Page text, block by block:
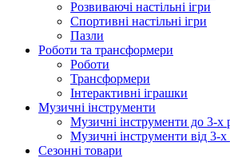
Розвиваючі настільні ігри
Спортивні настільні ігри
Пазли
Роботи та трансформери
Роботи
Трансформери
Інтерактивні іграшки
Музичні інструменти
Музичні інструменти до 3-х
Музичні інструменти від 3-х
Сезонні товари